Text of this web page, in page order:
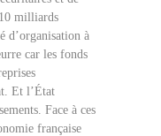
milliards
d’organisation à
car les fonds
Et l’État
Face à ces
française